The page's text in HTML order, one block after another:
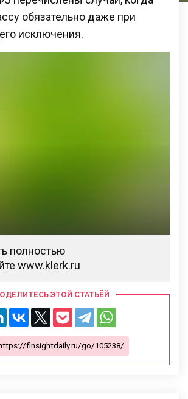
обязательно даже при
исключения.
полностью
www.klerk.ru
ЭТОЙ СТАТЬЁЙ